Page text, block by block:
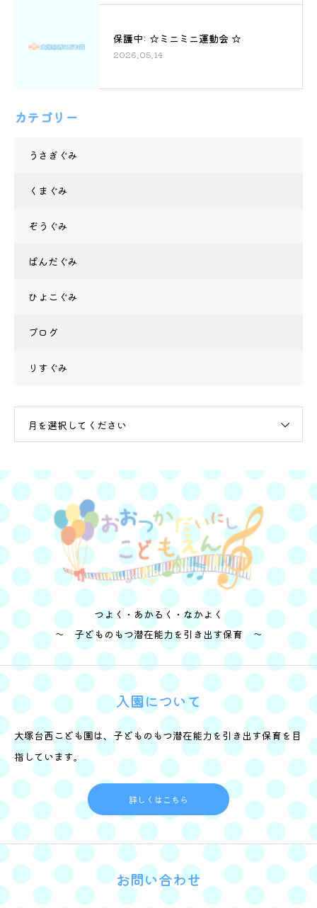
保護中: ☆ミニミニ運動会 ☆
2026.05.14
カテゴリー
うさぎぐみ
くまぐみ
ぞうぐみ
ぱんだぐみ
ひよこぐみ
ブログ
りすぐみ
月を選択してください
つよく・あかるく・なかよく
～ 子どものもつ潜在能力を引き出す保育 ～
入園について
大塚台西こども園は、子どものもつ潜在能力を引き出す保育を目
指しています。
詳しくはこちら
お問い合わせ